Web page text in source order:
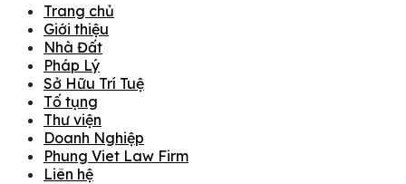
Trang chủ
Giới thiệu
Nhà Đất
Pháp Lý
Sở Hữu Trí Tuệ
Tố tụng
Thư viện
Doanh Nghiệp
Phung Viet Law Firm
Liên hệ